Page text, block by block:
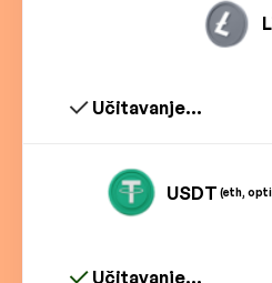
Učitavanje...
USDT (eth,
Učitavanje...